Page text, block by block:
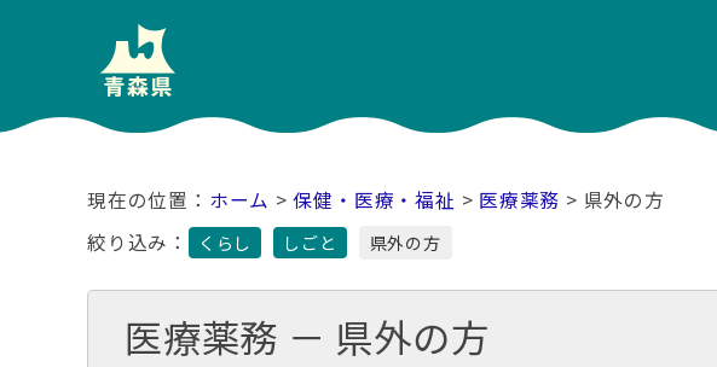
ホーム >保健・医療・福祉 > 医療薬務 > 県外の方
絞り込み：
くらし しごと 県外の方
医療薬務 － 県外の方